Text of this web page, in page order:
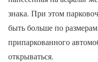
знака. При этом
быть больше по
припаркованного
открываться.